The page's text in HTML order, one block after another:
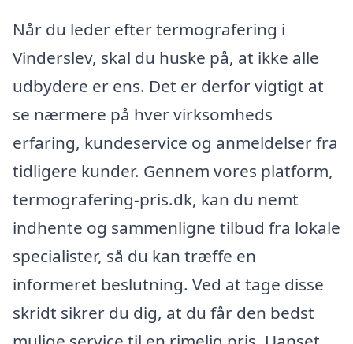
Når du leder efter termografering i
Vinderslev, skal du huske på, at ikke alle
udbydere er ens. Det er derfor vigtigt at
se nærmere på hver virksomheds
erfaring, kundeservice og anmeldelser fra
tidligere kunder. Gennem vores platform,
termografering-pris.dk, kan du nemt
indhente og sammenligne tilbud fra lokale
specialister, så du kan træffe en
informeret beslutning. Ved at tage disse
skridt sikrer du dig, at du får den bedst